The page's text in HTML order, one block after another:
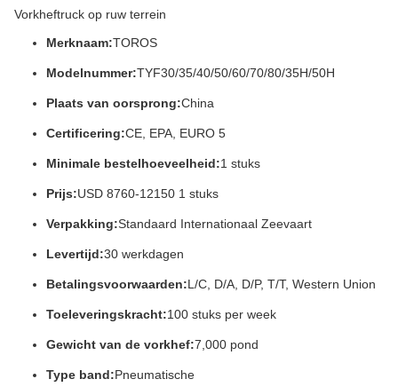
Vorkheftruck op ruw terrein
Merknaam:TOROS
Modelnummer:TYF30/35/40/50/60/70/80/35H/50H
Plaats van oorsprong:China
Certificering:CE, EPA, EURO 5
Minimale bestelhoeveelheid:1 stuks
Prijs:USD 8760-12150 1 stuks
Verpakking:Standaard Internationaal Zeevaart
Levertijd:30 werkdagen
Betalingsvoorwaarden:L/C, D/A, D/P, T/T, Western Union
Toeleveringskracht:100 stuks per week
Gewicht van de vorkhef:7,000 pond
Type band:Pneumatische